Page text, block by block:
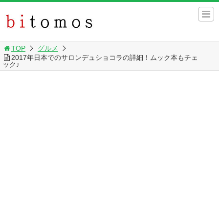
TOP
グルメ
2017年日本でのサロンデュショコラの詳細！ムック本もチェ
ック♪